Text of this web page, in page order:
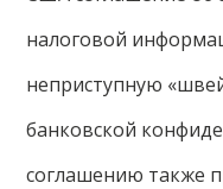
налоговой
неприступную
банковской
соглашению также